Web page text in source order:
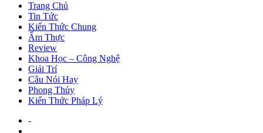
Trang Chủ
Tin Tức
Kiến Thức Chung
Ẩm Thực
Review
Khoa Học – Công Nghệ
Giải Trí
Câu Nói Hay
Phong Thủy
Kiến Thức Pháp Lý
-